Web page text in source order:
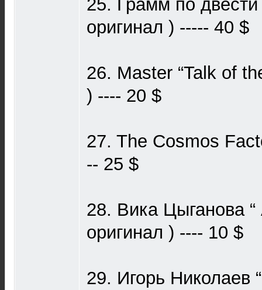
25. Грамм по двести
оригинал ) ----- 40 $
26. Master “Talk of
) ---- 20 $
27. The Cosmos
-- 25 $
28. Вика Цыганова “
оригинал ) ---- 10 $
29. Игорь Николаев